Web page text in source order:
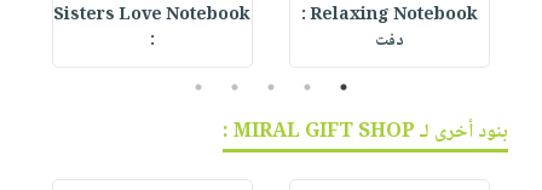
Relaxing Notebook :
دفت
Sisters Love Notebook
:
1
2
3
4
5
بنود أخرى لـ MIRAL GIFT SHOP :